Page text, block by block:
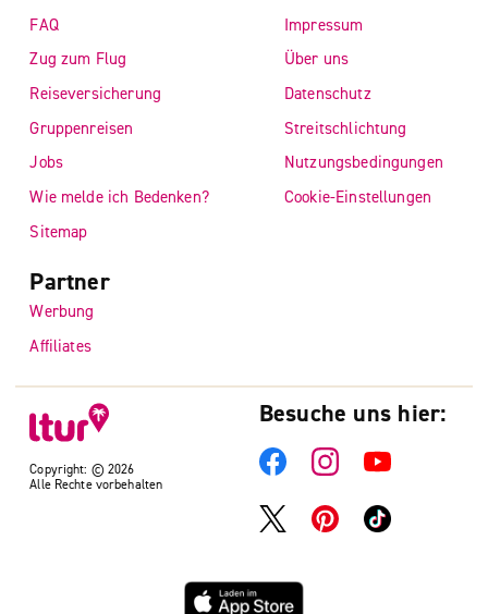
Copyright: © 2026
Alle Rechte vorbehalten
FAQ
Zug zum Flug
Reiseversicherung
Gruppenreisen
Jobs
Wie melde ich Bedenken?
Sitemap
Impressum
Über uns
Datenschutz
Streitschlichtung
Nutzungsbedingungen
Cookie-Einstellungen
Partner
Werbung
Affiliates
Besuche uns hier: